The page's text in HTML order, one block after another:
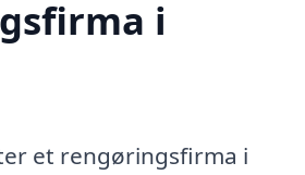
i
et rengøringsfirma i